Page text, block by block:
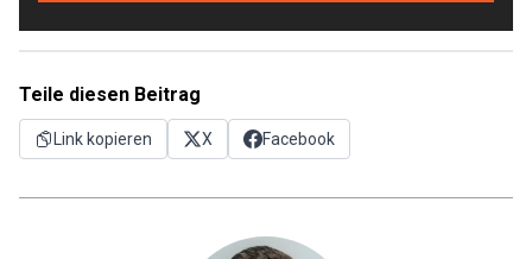
Teile diesen Beitrag
Link kopieren X Facebook